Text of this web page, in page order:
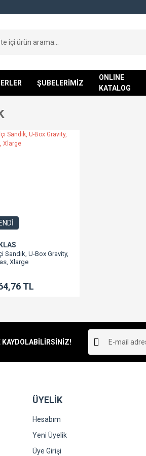
ŞUBELERİMİZ
ONLINE
KATALOG
Sandık, U-Box Gravity,
Xlarge
TL
ÜYELİK
Hesabım
Yeni Üyelik
Üye Girişi